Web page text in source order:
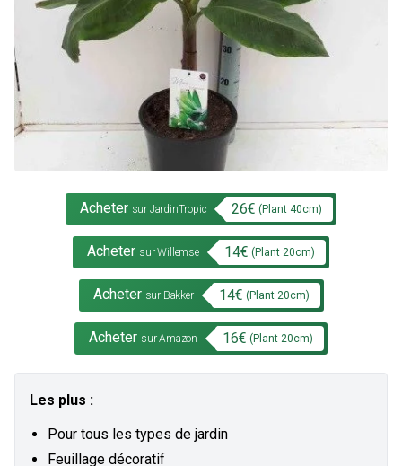
Acheter sur JardinTropic 26€ (Plant 40cm)
Acheter sur Willemse 14€ (Plant 20cm)
Acheter sur Bakker 14€ (Plant 20cm)
Acheter sur Amazon 16€ (Plant 20cm)
Les plus :
Pour tous les types de jardin
Feuillage décoratif